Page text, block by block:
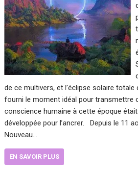
de ce multivers, et l’éclipse solaire totale
fourni le moment idéal pour transmettre
conscience humaine à cette époque
développée pour l’ancrer. Depuis le 11
Nouveau…
EN SAVOIR PLUS